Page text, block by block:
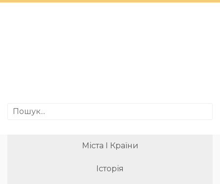
Міста І Країни
Історія